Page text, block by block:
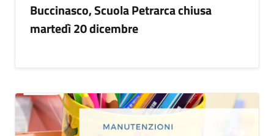
Buccinasco, Scuola Petrarca chiusa
martedì 20 dicembre